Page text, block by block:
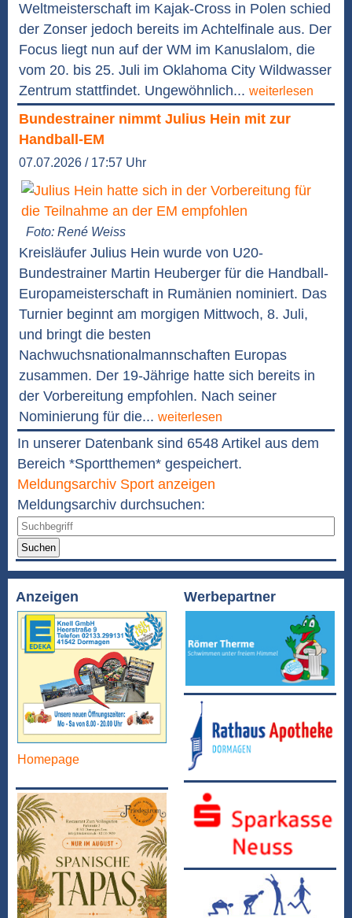
Weltmeisterschaft im Kajak-Cross in Polen schied
der Zonser jedoch bereits im Achtelfinale aus. Der
Focus liegt nun auf der WM im Kanuslalom, die
vom 20. bis 25. Juli im Oklahoma City Wildwasser
Zentrum stattfindet. Ungewöhnlich... weiterlesen
Bundestrainer nimmt Julius Hein mit zur
Handball-EM
07.07.2026 / 17:57 Uhr
Foto: René Weiss
Kreisläufer Julius Hein wurde von U20-
Bundestrainer Martin Heuberger für die Handball-
Europameisterschaft in Rumänien nominiert. Das
Turnier beginnt am morgigen Mittwoch, 8. Juli,
und bringt die besten
Nachwuchsnationalmannschaften Europas
zusammen. Der 19-Jährige hatte sich bereits in
der Vorbereitung empfohlen. Nach seiner
Nominierung für die... weiterlesen
In unserer Datenbank sind 6548 Artikel aus dem
Bereich *Sportthemen* gespeichert.
Meldungsarchiv Sport anzeigen
Meldungsarchiv durchsuchen:
Suchen
Anzeigen
Homepage
Werbepartner